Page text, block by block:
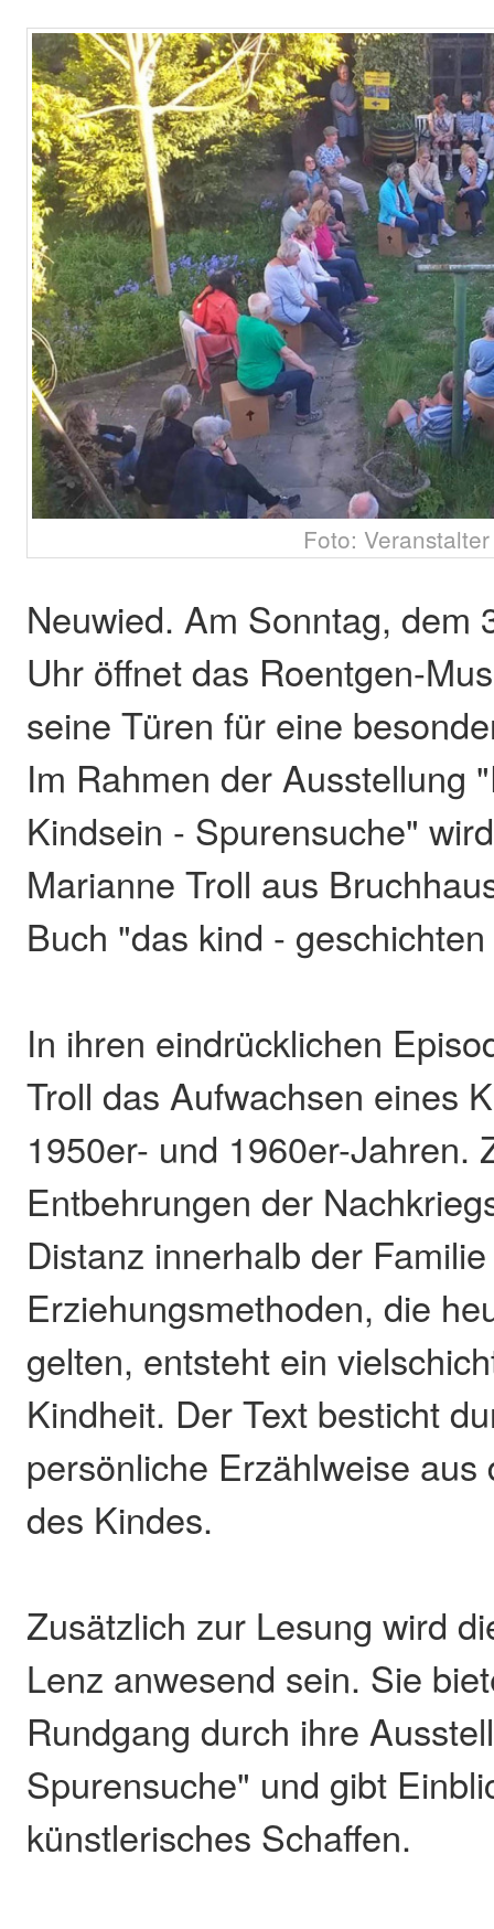
Foto: Veranstalter
Neuwied. Am Sonntag, dem
Uhr öffnet das Roentgen-
seine Türen für eine
Im Rahmen der Ausstellung
Kindsein - Spurensuche"
Marianne Troll aus
Buch "das kind -
In ihren eindrücklichen
Troll das Aufwachsen eines
1950er- und 1960er-Jahren.
Entbehrungen der
Distanz innerhalb der
Erziehungsmethoden, die
gelten, entsteht ein
Kindheit. Der Text besticht
persönliche Erzählweise aus
des Kindes.
Zusätzlich zur Lesung wird
Lenz anwesend sein. Sie
Rundgang durch ihre
Spurensuche" und gibt
künstlerisches Schaffen.